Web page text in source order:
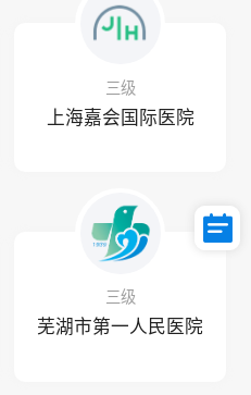
三级
上海嘉会国际医院
三级
芜湖市第一人民医院